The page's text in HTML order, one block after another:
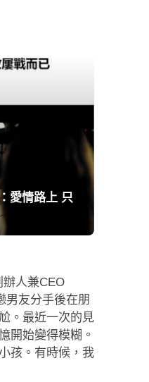
愛情路上 只
人兼CEO
男友分手後在朋
。最近一次的見
開始變得模糊。
孩。有時候，我